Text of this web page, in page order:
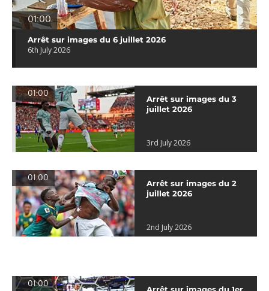
01:00
Arrêt sur images du 6 juillet 2026
6th July 2026
01:00
Arrêt sur images du 3
juillet 2026
3rd July 2026
01:00
Arrêt sur images du 2
juillet 2026
2nd July 2026
01:00